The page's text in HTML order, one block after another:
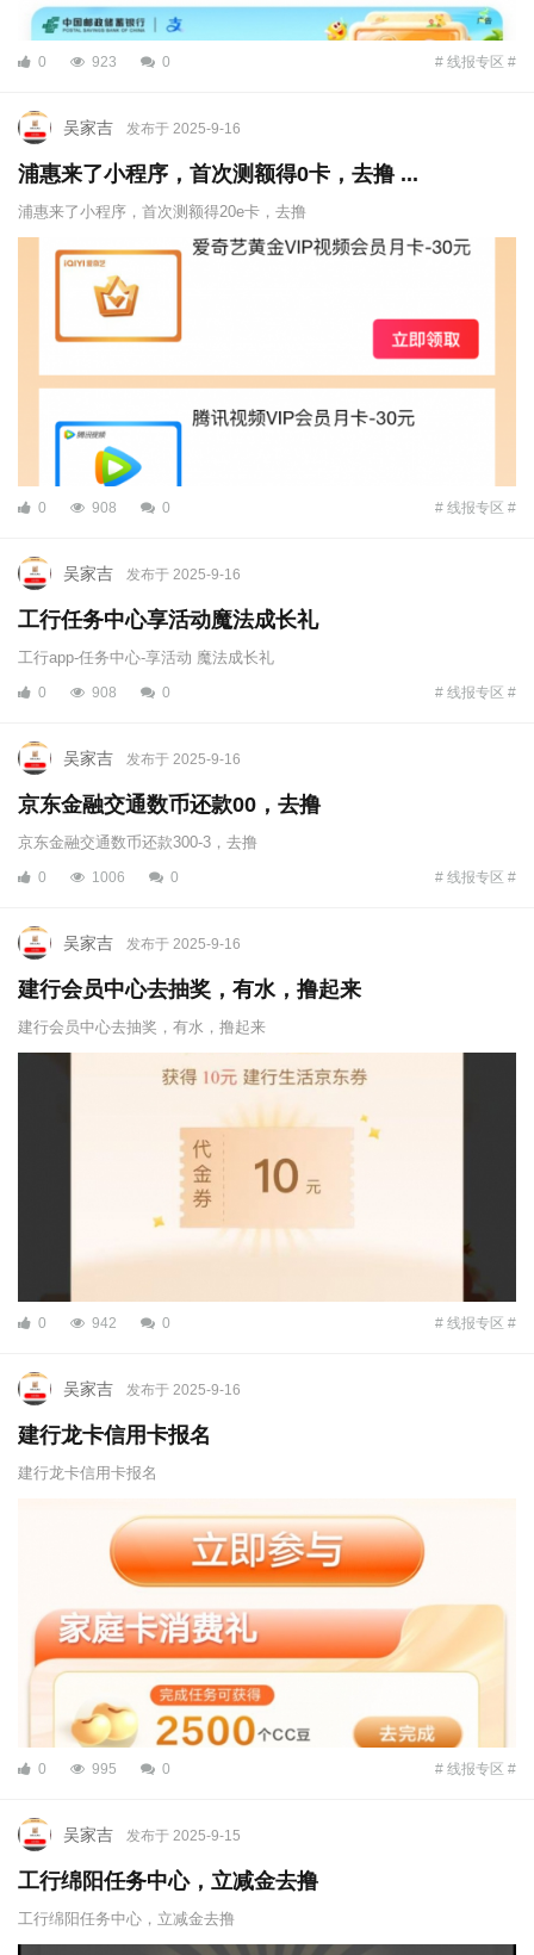
0 923 0 # 线报专区 #
吴家吉 发布于 2025-9-16
浦惠来了小程序，首次测额得0卡，去撸 ...
浦惠来了小程序，首次测额得20e卡，去撸
0 908 0 # 线报专区 #
吴家吉 发布于 2025-9-16
工行任务中心享活动魔法成长礼
工行app-任务中心-享活动 魔法成长礼
0 908 0 # 线报专区 #
吴家吉 发布于 2025-9-16
京东金融交通数币还款00，去撸
京东金融交通数币还款300-3，去撸
0 1006 0 # 线报专区 #
吴家吉 发布于 2025-9-16
建行会员中心去抽奖，有水，撸起来
建行会员中心去抽奖，有水，撸起来
0 942 0 # 线报专区 #
吴家吉 发布于 2025-9-16
建行龙卡信用卡报名
建行龙卡信用卡报名
0 995 0 # 线报专区 #
吴家吉 发布于 2025-9-15
工行绵阳任务中心，立减金去撸
工行绵阳任务中心，立减金去撸